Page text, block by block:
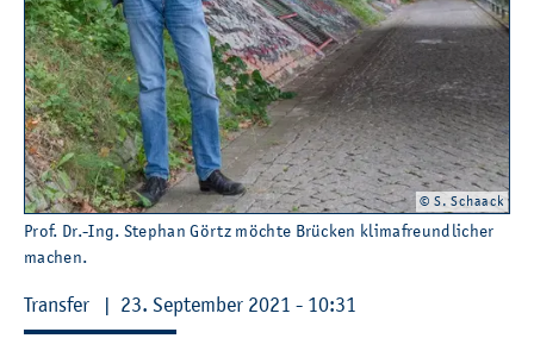
© S. Schaack
Prof. Dr.-Ing. Ste­phan Görtz möch­te Brü­cken kli­ma­freund­li­cher
ma­chen.
Trans­fer | 23. Sep­tem­ber 2021 - 10:31